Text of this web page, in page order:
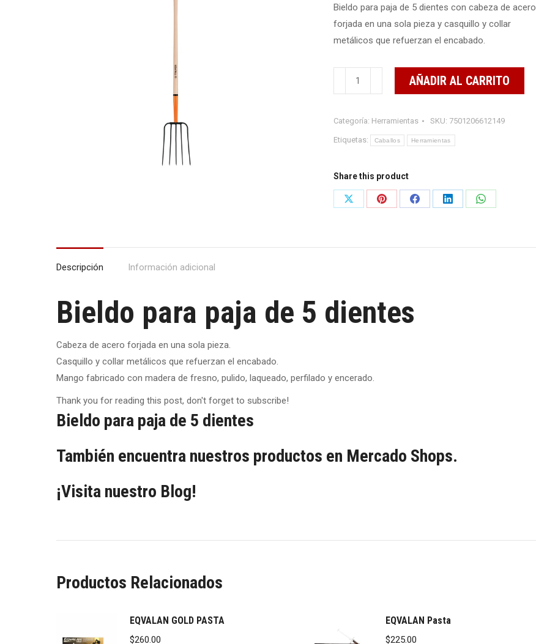
Bieldo para paja de 5 dientes con cabeza de acero
forjada en una sola pieza y casquillo y collar
metálicos que refuerzan el encabado.
para
de
5
cantidad
AÑADIR AL CARRITO
Categoría: Herramientas SKU: 7501206612149
Etiquetas: Caballos Herramientas
Share this product
Share
Share
Share
Share
Share
Descripción Información adicional
Bieldo para paja de 5 dientes
Cabeza de acero forjada en una sola pieza.
Casquillo y collar metálicos que refuerzan el encabado.
Mango fabricado con madera de fresno, pulido, laqueado, perfilado y encerado.
Thank you for reading this post, don't forget to subscribe!
Bieldo para paja de 5 dientes
También encuentra nuestros productos en Mercado Shops.
¡Visita nuestro Blog!
Productos Relacionados
EQVALAN GOLD PASTA
$260.00
EQVALAN Pasta
$225.00